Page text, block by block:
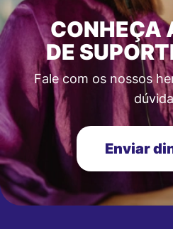
CONHEÇA
DE
Fale com os nossos
Enviar